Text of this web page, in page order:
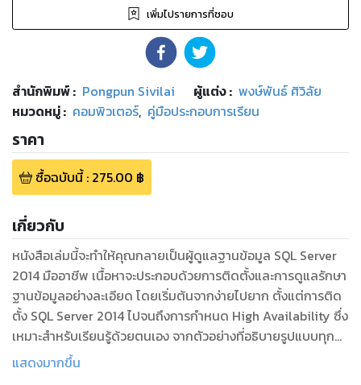
เพิ่มไปรายการที่ชอบ
สำนักพิมพ์: Pongpun Sivilai ผู้แต่ง : พงษ์พันธ์ ศิวิลัย
หมวดหมู่: คอมพิวเตอร์, คู่มือประกอบการเรียน
ราคา
ซื้อฉบับนี้: 275.00 ฿
เกี่ยวกับ
หนังสือเล่มนี้จะทำให้คุณกลายเป็นผู้ดูแลฐานข้อมูล SQL Server
2014 มืออาชีพ เนื้อหาจะประกอบด้วยการติดตั้งและการดูแลรักษา
ฐานข้อมูลอย่างละเอียด โดยเริ่มต้นจากง่ายไปยาก ตั้งแต่การติด
ตั้ง SQL Server 2014 ไปจนถึงการกำหนด High Availability ซึ่ง
เหมาะสำหรับเรียนรู้ด้วยตนเอง จากตัวอย่างที่อธิบายรูปแบบทุก
ขั้นตอนแบบ Step by Step
แสดงมากขึ้น